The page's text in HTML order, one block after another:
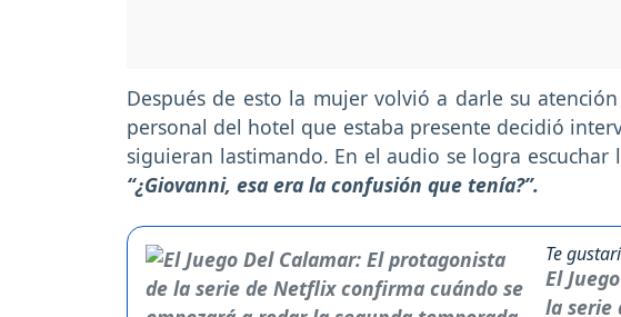
Después de esto la mujer volvió a darle su
personal del hotel que estaba presente decidió
siguieran lastimando. En el audio se logra
“¿Giovanni, esa era la confusión que tenía?”.
Te
El
la serie